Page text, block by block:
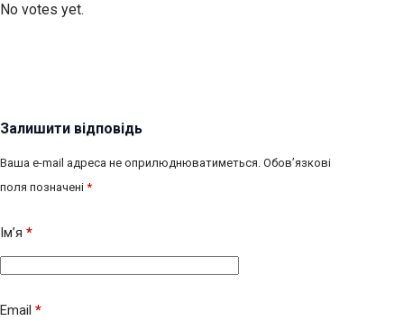
No votes yet.
Залишити відповідь
Ваша e-mail адреса не оприлюднюватиметься. Обов’язкові
поля позначені *
Ім’я *
Email *